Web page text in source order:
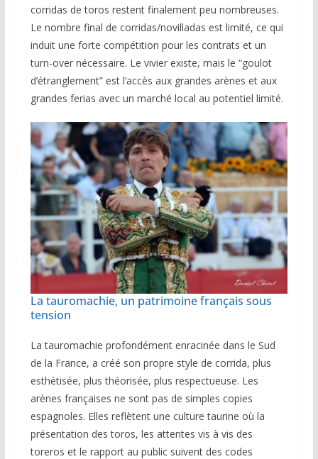
corridas de toros restent finalement peu nombreuses.
Le nombre final de corridas/novilladas est limité, ce qui
induit une forte compétition pour les contrats et un
turn-over nécessaire. Le vivier existe, mais le “goulot
d’étranglement” est l’accès aux grandes arènes et aux
grandes ferias avec un marché local au potentiel limité.
La tauromachie, un patrimoine français sous
tension
La tauromachie profondément enracinée dans le Sud
de la France, a créé son propre style de corrida, plus
esthétisée, plus théorisée, plus respectueuse. Les
arènes françaises ne sont pas de simples copies
espagnoles. Elles reflètent une culture taurine où la
présentation des toros, les attentes vis à vis des
toreros et le rapport au public suivent des codes